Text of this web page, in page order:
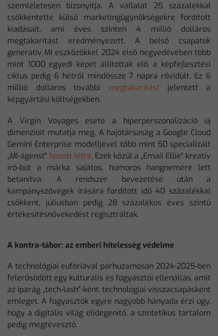
szemléletesen bizonyítja. A vállalat 25 százalékkal
csökkentette külső marketingügynökségekre fordított
kiadásait, ami éves szinten 4 millió dolláros
megtakarítást eredményezett. A belső csapatok
generatív MI eszközökkel 2024 első negyedévében több
mint 1000 egyedi képet állítottak elő, a képfejlesztési
ciklus pedig 6 hétről mindössze 7 napra rövidült. Ez 6
millió dolláros további megtakarítást jelentett a
képgyártási költségekben.
A Virgin Voyages esete a hiperperszonalizáció új
dimenzióit mutatja meg. A hajótársaság a Google Cloud
Gemini Enterprise modelljével több mint 50 specializált
„MI-ágenst" hozott létre. Ezek közül a „Email Ellie" kreatív
író-bot a márka sajátos, humoros hangnemére lett
betanítva. A rendszer bevezetése után a
kampányszövegek írására fordított idő 40 százalékkal
csökkent, júliusban pedig 28 százalékos éves szintű
értékesítésnövekedést regisztráltak.
A kontra-tábor: az emberi hitelesség védelme
A technológiai eufóriával párhuzamosan 2024-2025-ben
felerősödött egy kulturális és fogyasztói ellenállás, amit
az iparág „tech-lash"-ként, technológiai visszacsapásként
emleget. A fogyasztók egyre nagyobb hányada érzi úgy,
hogy a digitális világ elidegenítő, a szintetikus tartalom
pedig megtévesztő.